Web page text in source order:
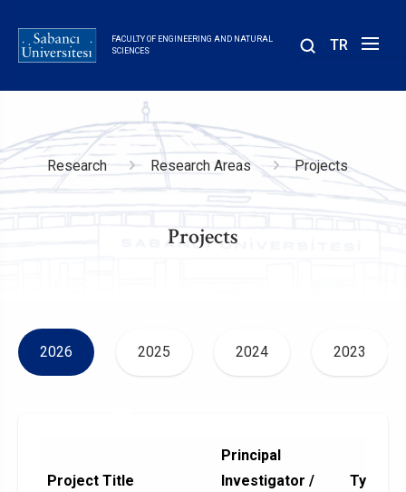
main
FACULTY OF ENGINEERING AND NATURAL
SCIENCES
TR
Breadcrumb
Research Research Areas Projects
Projects
2026 2025 2024 2023
Project Title
Principal
Investigator /
Type